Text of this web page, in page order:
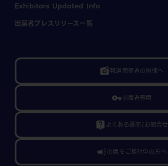
Exhibitors Updated Info
出展者プレスリリース一覧
linked_camera報道関係者の皆様へ
vpn_key出展者専用
live_help よくある質問/お問合せ
campaign出展をご検討中の方へ